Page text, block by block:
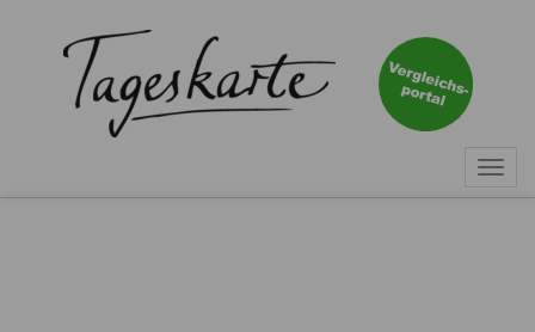
Keine Nachricht mehr
verpassen!